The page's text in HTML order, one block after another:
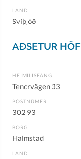
LAND
Svíþjóð
AÐSETUR
HEIMILISFANG
Tenorvägen 33
PÓSTNÚMER
302 93
BORG
Halmstad
LAND